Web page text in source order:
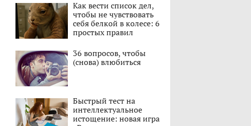
Как вести список дел,
чтобы не чувствовать
себя белкой в колесе: 6
простых правил
36 вопросов, чтобы
(снова) влюбиться
Быстрый тест на
интеллектуальное
истощение: новая игра